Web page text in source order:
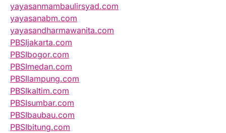
yayasanmambaulirsyad.com
yayasanabm.com
yayasandharmawanita.com
PBSIjakarta.com
PBSIbogor.com
PBSImedan.com
PBSIlampung.com
PBSIkaltim.com
PBSIsumbar.com
PBSIbaubau.com
PBSIbitung.com